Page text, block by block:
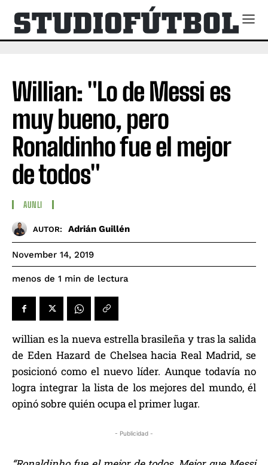
Willian: "Lo de Messi es
muy bueno, pero
Ronaldinho fue el mejor
de todos"
AUNLI
AUTOR: Adrián Guillén
November 14, 2019
menos de 1 min de lectura
willian es la nueva estrella brasileña y tras la salida
de Eden Hazard de Chelsea hacia Real Madrid, se
posicionó como el nuevo líder. Aunque todavía no
logra integrar la lista de los mejores del mundo, él
opinó sobre quién ocupa el primer lugar.
- Publicidad -